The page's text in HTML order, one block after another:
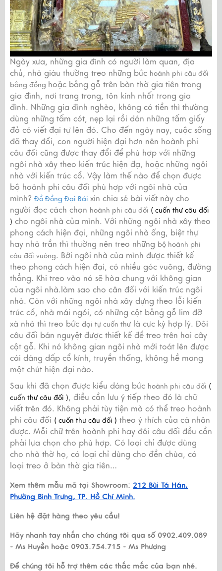
Ngày xưa, những gia đình có người làm quan, địa
chủ, nhà giàu thường treo những bức hoành phi câu đối
bằng đồng hoặc bằng gỗ trên bàn thờ gia tiên trong
gia đình, nơi trang trọng, tôn kính nhất trong gia
đình. Những gia đình nghèo, không có tiền thì thường
dùng những tấm cót, nẹp lại rồi dán những tấm giấy
đỏ có viết đại tự lên đó. Cho đến ngày nay, cuộc sống
đã thay đổi, con người hiện đại hơn nên hoành phi
câu đối cũng được thay đổi để phù hợp với những
ngôi nhà xây theo kiến trúc hiện đạ, hoặc những ngôi
nhà với kiến trúc cổ. Vậy làm thế nào để chọn được
bộ hoành phi câu đối phù hợp với ngôi nhà của
mình? Đồ Đồng Đại Bái xin chia sẻ bài viết này cho
người đọc cách chọn hoành phi câu đối ( cuốn thư câu đối
) cho ngôi nhà của mình. Với những ngôi nhà xây theo
phong cách hiện đại, những ngôi nhà ống, biệt thự
hay nhà trần thì thường nên treo những bộ hoành phi
câu đối vuông. Bởi ngôi nhà của mình được thiết kế
theo phong cách hiện đại, có nhiều góc vuông, đường
thẳng. Khi treo vào nó sẽ hòa chung với không gian
của ngôi nhà.làm sao cho cân đối với kiến trúc ngôi
nhà. Còn với những ngôi nhà xây dựng theo lỗi kiến
trúc cổ, nhà mái ngói, có những cột bằng gỗ lim đỡ
xà nhà thì treo bức đại tự cuốn thư là cực kỳ hợp lý. Đôi
câu đối bán nguyệt được thiết kế để treo trên hai cây
cột gỗ. Khi nó không gian ngôi nhà mới toát lên được
cái dáng dấp cổ kính, truyền thống, không hề mang
một chút hiện đại nào.
Sau khi đã chọn được kiểu dáng bức hoành phi câu đối (
cuốn thư câu đối ), điều cần lưu ý tiếp theo đó là chữ
viết trên đó. Không phải tùy tiện mà có thể treo hoành
phi câu đối ( cuốn thư câu đối ) theo ý thích của cá nhân
được. Mỗi chữ trên hoành phi hay đôi câu đối đều cần
phải lựa chọn cho phù hợp. Có loại chỉ được dùng
cho nhà thờ họ, có loại chỉ dùng cho đền chùa, có
loại treo ở bàn thờ gia tiên…
Xem thêm mẫu mã tại Showroom: 212 Bùi Tá Hán,
Phường Bình Trưng, TP. Hồ Chí Minh.
Liên hệ đặt hàng theo yêu cầu!
Hãy nhanh tay nhắn cho chúng tôi qua số 0902.409.089
- Ms Huyền hoặc 0903.754.715 - Ms Phượng
Để chúng tôi hỗ trợ thêm các thắc mắc của bạn nhé.